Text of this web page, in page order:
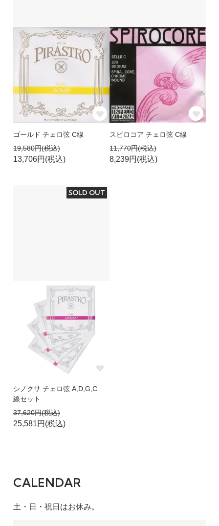
ゴールド チェロ弦 C線
19,580円(税込)
13,706円(税込)
スピロコア チェロ弦 C線
11,770円(税込)
8,239円(税込)
SOLD OUT
シノクサ チェロ弦 A,D,G,C
線セット
37,620円(税込)
25,581円(税込)
CALENDAR
土・日・祝日はお休み。